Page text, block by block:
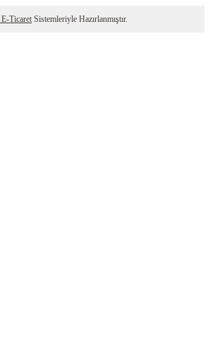
E-Ticaret Sistemleriyle Hazırlanmıştır.